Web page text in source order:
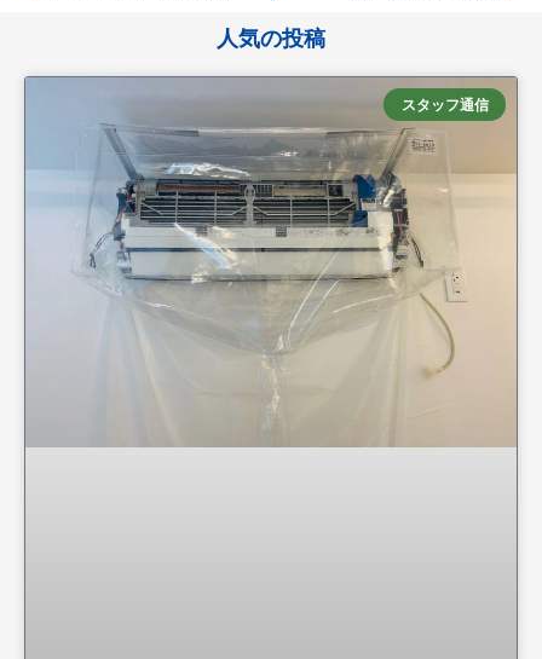
人気の投稿
スタッフ通信